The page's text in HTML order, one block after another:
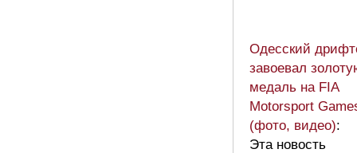
Одесский
завоевал
медаль на FIA
Motorsport
(фото, видео):
Эта новость